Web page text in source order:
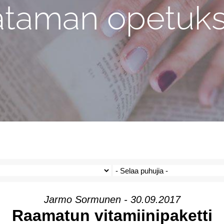
Jarmo Sormunen - 30.09.2017
Raamatun vitamiinipaketti